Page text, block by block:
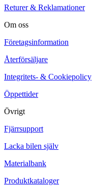
Returer & Reklamationer
Om oss
Företagsinformation
Återförsäljare
Integritets- & Cookiepolicy
Öppettider
Övrigt
Fjärrsupport
Lacka bilen själv
Materialbank
Produktkataloger